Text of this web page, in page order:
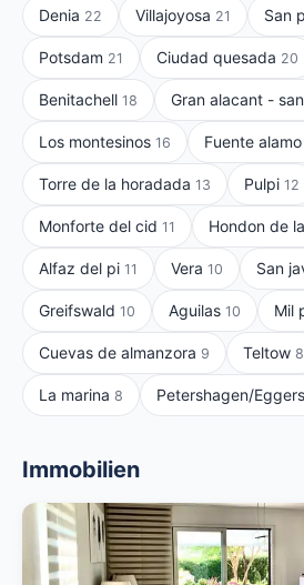
Denia 22 Villajoyosa 21 San
Potsdam 21 Ciudad quesada 20
Benitachell 18 Gran alacant -
Los montesinos 16 Fuente alamo
Torre de la horadada 13 Pulpi 12
Monforte del cid 11 Hondon de
Alfaz del pi 11 Vera 10 San
Greifswald 10 Aguilas 10 Mil
Cuevas de almanzora 9 Teltow 8
La marina 8 Petershagen/
Immobilien